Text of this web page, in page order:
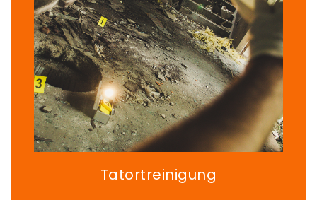
Tatortreinigung